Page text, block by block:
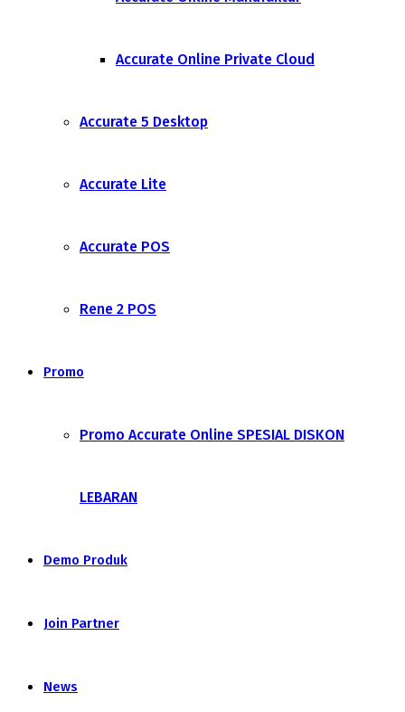
Accurate Online Private Cloud
Accurate 5 Desktop
Accurate Lite
Accurate POS
Rene 2 POS
Promo
Promo Accurate Online SPESIAL DISKON
LEBARAN
Demo Produk
Join Partner
News